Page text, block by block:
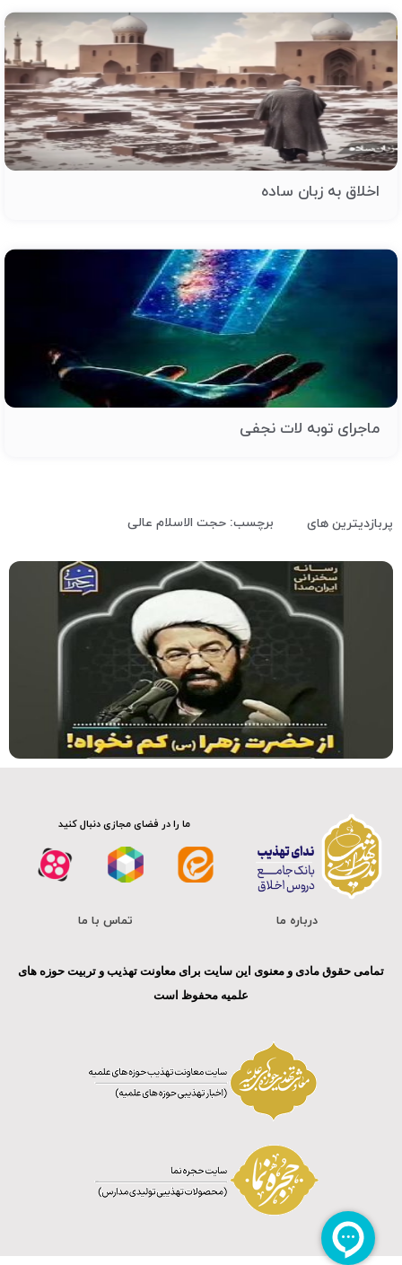
اخلاق به زبان ساده
ماجرای توبه لات نجفی
پربازدیترین های برچسب: حجت الاسلام عالی
کلیپ
ما را در فضای مجازی دنبال کنید
درباره ما تماس با ما
تمامی حقوق مادی و معنوی این سایت برای معاونت تهذیب و تربیت حوزه های
علمیه محفوظ است